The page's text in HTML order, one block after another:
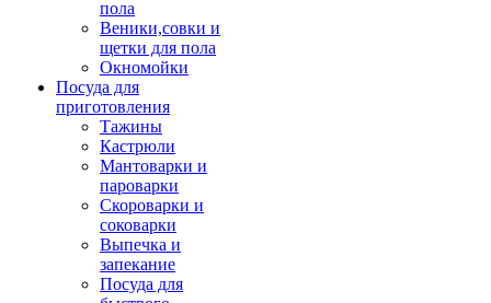
пола
Веники,совки и
щетки для пола
Окномойки
Посуда для
приготовления
Тажины
Кастрюли
Мантоварки и
пароварки
Скороварки и
соковарки
Выпечка и
запекание
Посуда для